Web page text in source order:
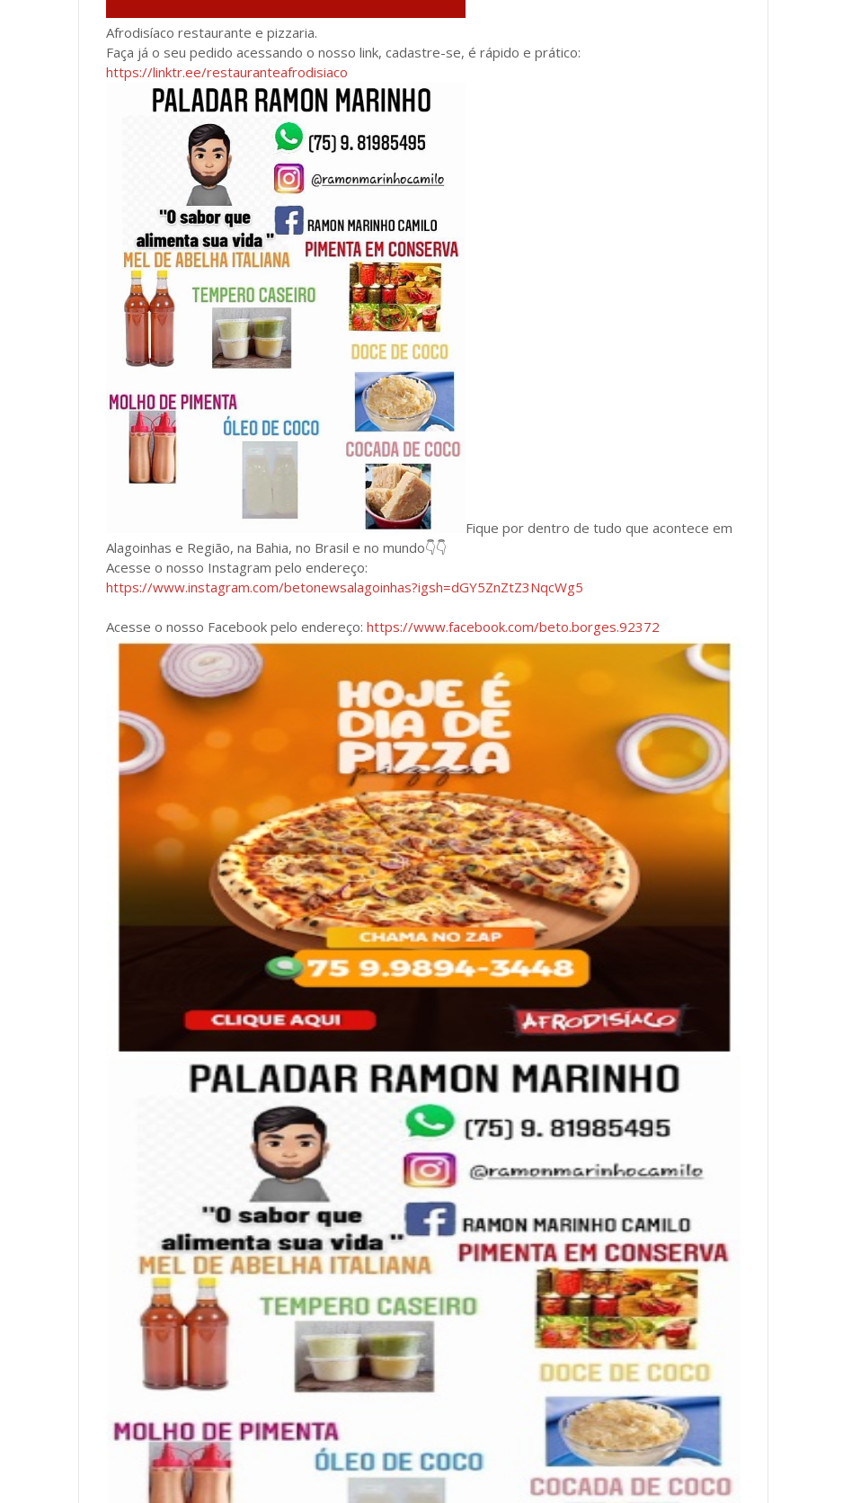
Afrodisíaco restaurante e pizzaria.
Faça já o seu pedido acessando o nosso link, cadastre-se, é rápido e prático:
https://linktr.ee/restauranteafrodisiaco
Fique por dentro de tudo que acontece em
Alagoinhas e Região, na Bahia, no Brasil e no mundo👇👇
Acesse o nosso Instagram pelo endereço:
https://www.instagram.com/betonewsalagoinhas?igsh=dGY5ZnZtZ3NqcWg5
Acesse o nosso Facebook pelo endereço: https://www.facebook.com/beto.borges.92372